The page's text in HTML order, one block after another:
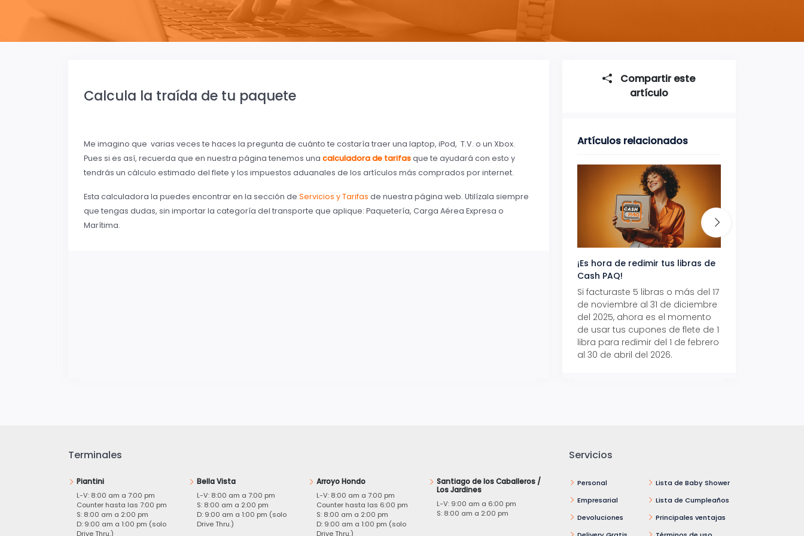
Calcula la traída de tu paquete
Me imagino que varias veces te haces la pregunta de cuánto te costaría traer una laptop, iPod, T.V. o un Xbox.
Pues si es así, recuerda que en nuestra página tenemos una calculadora de tarifasque te ayudará con esto y
tendrás un cálculo estimado del flete y los impuestos aduanales de los artículos más comprados por internet.
Esta calculadora la puedes encontrar en la sección de Servicios y Tarifas de nuestra página web. Utilízala siempre
que tengas dudas, sin importar la categoría del transporte que aplique: Paquetería, Carga Aérea Expresa o
Marítima.
Compartir este
artículo
Artículos relacionados
¡Es hora de redimir tus libras de
Cash PAQ!
Si facturaste 5 libras o más del 17
de noviembre al 31 de diciembre
del 2025, ahora es el momento
de usar tus cupones de flete de 1
libra para redimir del 1 de febrero
al 30 de abril del 2026.
Terminales
Piantini
L-V: 8:00 am a 7:00 pm
Counter hasta las 7:00 pm
S: 8:00 am a 2:00 pm
D: 9:00 am a 1:00 pm (solo
Drive Thru.)
Bella Vista
L-V: 8:00 am a 7:00 pm
S: 8:00 am a 2:00 pm
D: 9:00 am a 1:00 pm (solo
Drive Thru.)
Arroyo Hondo
L-V: 8:00 am a 7:00 pm
Counter hasta las 6:00 pm
S: 8:00 am a 2:00 pm
D: 9:00 am a 1:00 pm (solo
Drive Thru.)
Santiago de los Caballeros /
Los Jardines
L-V: 9:00 am a 6:00 pm
S: 8:00 am a 2:00 pm
Servicios
Personal
Empresarial
Devoluciones
Lista de Baby Shower
Lista de Cumpleaños
Principales ventajas